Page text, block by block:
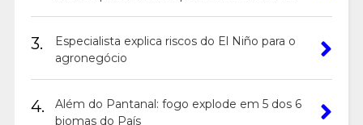
3.
Especialista explica riscos do El Niño para o
agronegócio
4.
Além do Pantanal: fogo explode em 5 dos 6
biomas do País